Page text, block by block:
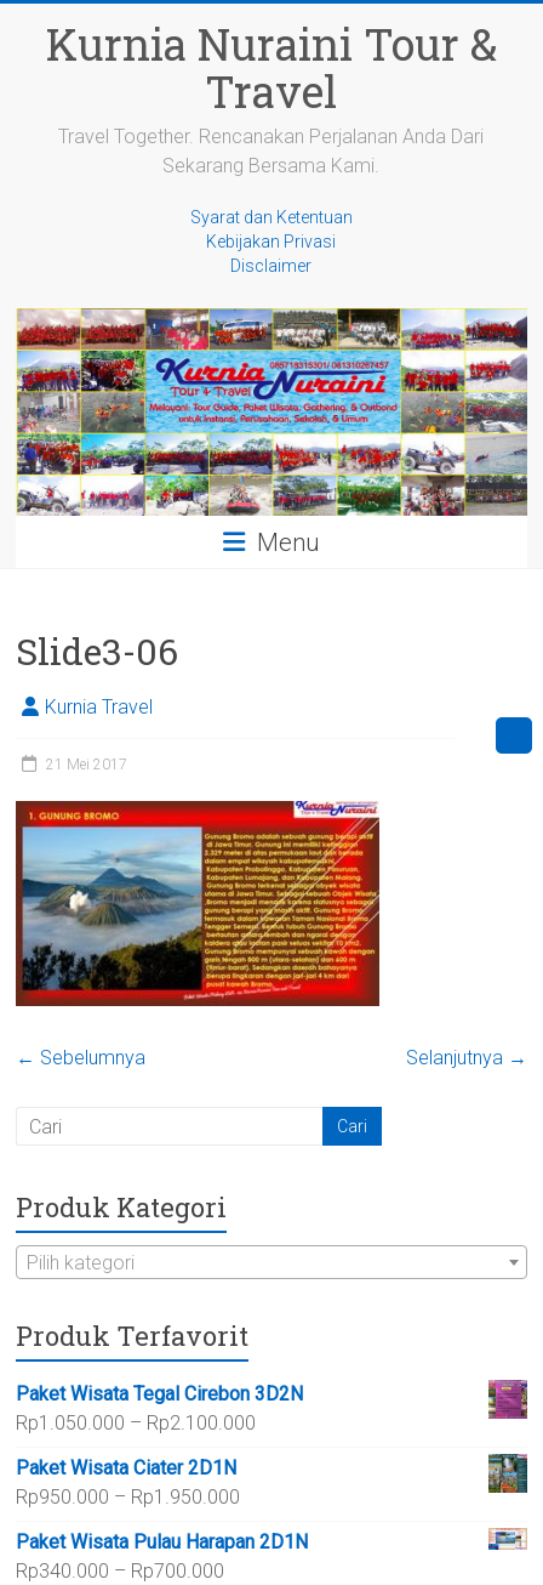
contentKurnia Nuraini Tour &
Travel
Travel Together. Rencanakan Perjalanan Anda Dari
Sekarang Bersama Kami.
Syarat dan Ketentuan
Kebijakan Privasi
Disclaimer
Menu
Slide3-06
Kurnia Travel
21 Mei 2017
← Sebelumnya Selanjutnya →
Produk Kategori
Pilih kategori
Produk Terfavorit
Paket Wisata Tegal Cirebon 3D2N
Rp1.050.000 – Rp2.100.000
Rp2.100.000
Paket Wisata Ciater 2D1N
Rp950.000 – Rp1.950.000
Rp950.000
Paket Wisata Pulau Harapan 2D1N
Rp340.000 – Rp700.000